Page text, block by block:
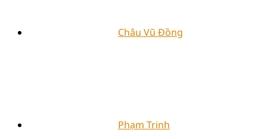
Châu Vũ Đồng
Phạm Trinh